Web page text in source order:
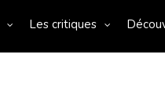
Les critiques